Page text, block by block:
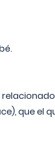
que el